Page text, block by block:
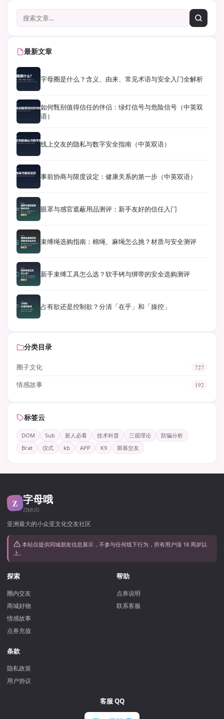
最新文章
字母圈是什么？含义、由来、常见术语与安全入门全解析
如何甄别值得信任的伴侣：绿灯信号与危险信号（中英双
语）
线上交友的隐私与数字安全指南（中英双语）
事前协商与限度设定：健康关系的第一步（中英双语）
眼罩与感官遮蔽用品测评：新手友好的信任入门
束缚绳选购指南：棉绳、麻绳怎么挑？材质与安全测评
新手束缚工具怎么选？软手铐与绑带的安全选购测评
占有欲还是控制欲？分清「在乎」和「操控」
分类目录
圈子文化 727
情感故事 192
标签云
DOM Sub 新人必看 技术科普 三观理论
防骗分析
Brat
仪式 kb APP K9 斯慕交友
Z 字母哦
ZIMUO
亚洲最大的小众亚文化交友社区
本站仅提供同城朋友信息展示，不参与任何线下行为，所有用户须 18 周岁以
上。
探索
圈内交友
商城好物
情感故事
点券充值
帮助
点券说明
联系客服
条款
隐私政策
用户协议
客服 QQ